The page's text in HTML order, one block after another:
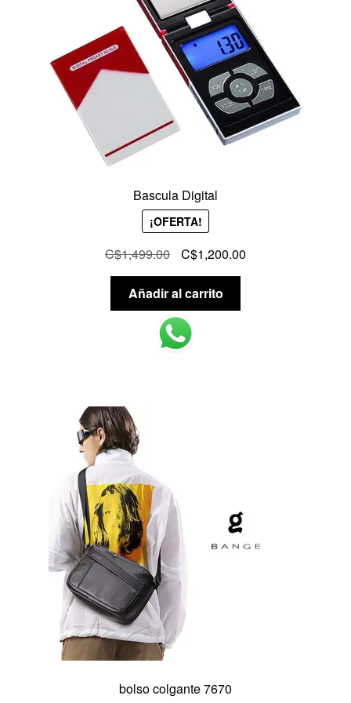
Bascula Digital
¡OFERTA!
C$1,499.00
El
precio
original
era:
C$1,499.00.
C$1,200.00El
Añadir al carrito
bolso colgante 7670